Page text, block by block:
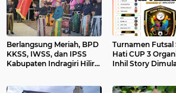
Berlangsung Meriah, BPD
KKSS, IWSS, dan IPSS
Kabupaten Indragiri Hilir
Turnamen Futsal
Hati CUP 3
Inhil Story